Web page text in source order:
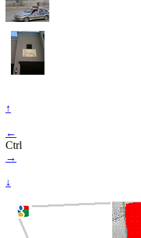
↑
←
Ctrl
→
↓